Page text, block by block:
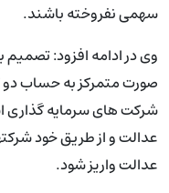
سهمی نفروخته باشند.
صورت متمرکز به حساب دو
شرکت های سرمایه گذاری
عدالت و از طریق خود
عدالت واریز شود.